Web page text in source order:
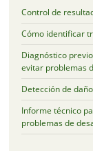
Control de
Cómo identificar
Diagnóstico
evitar problemas
Detección de
Informe técnico
problemas de